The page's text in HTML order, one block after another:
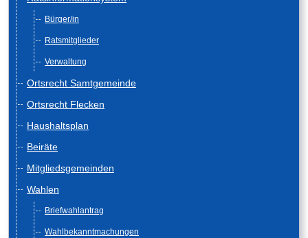
Bürger/in
Ratsmitglieder
Verwaltung
Ortsrecht Samtgemeinde
Ortsrecht Flecken
Haushaltsplan
Beiräte
Mitgliedsgemeinden
Wahlen
Briefwahlantrag
Wahlbekanntmachungen